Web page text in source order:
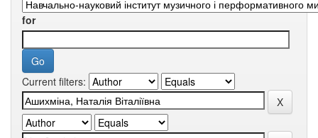
for
Current filters: